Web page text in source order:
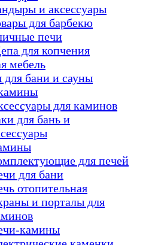
и аксессуары
для барбекю
печи
для копчения
мебель
для бани и сауны
для каминов
для бань и
для печей
для бани
отопительная
и порталы для
камины